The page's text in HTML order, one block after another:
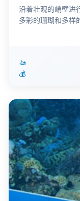
沿着壮观的峭壁进
多彩的珊瑚和多样
🚤
💰